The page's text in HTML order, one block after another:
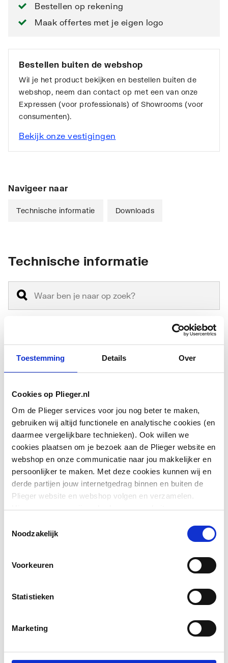
Toestemming Details Over
Cookies op Plieger.nl
Om de Plieger services voor jou nog beter te maken,
gebruiken wij altijd functionele en analytische cookies (en
daarmee vergelijkbare technieken). Ook willen we
cookies plaatsen om je bezoek aan de Plieger website en
webshop en onze communicatie naar jou makkelijker en
persoonlijker te maken. Met deze cookies kunnen wij en
derde partijen jouw internetgedrag binnen en buiten de
Plieger website en webshop volgen en verzamelen.
Hiermee passen wij en derden onze website, app,
We slaan je cookievoorkeur op in je browser.
Noodzakelijk
Voorkeuren
Statistieken
Marketing
Bestellen op rekening
Maak offertes met je eigen logo
Bestellen buiten de webshop
Wil je het product bekijken en bestellen buiten de
webshop, neem dan contact op met een van onze
Expressen (voor professionals) of Showrooms (voor
consumenten).
Bekijk onze vestigingen
Navigeer naar
Technische informatie Downloads
Technische informatie
Materiaal buitenbuis Overig
Nom. kanaaldiameter
Inwendige diameter 152
Flexibel Ja
Aansluiting 1 Steekeind
Aansluiting 2 Steekeind
afdichting
afschermdoek
Toon meer
Downloads
Verkoopbrochureapplication/pdf,55 KB
Pictogram